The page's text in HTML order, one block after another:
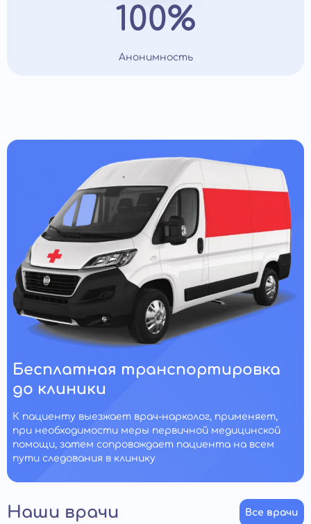
100%
Анонимность
Бесплатная транспортировка
до клиники
К пациенту выезжает врач-нарколог, применяет,
при необходимости меры первичной медицинской
помощи, затем сопровождает пациента на всем
пути следования в клинику
Наши врачи Все врачи